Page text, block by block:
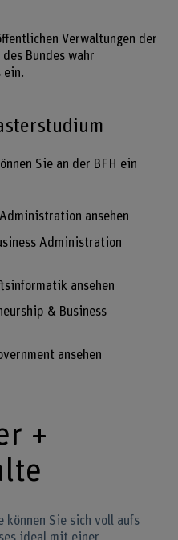
Verwaltungen der
Bundes wahr
ein.
Sie an der BFH ein
ansehen
Administration
ansehen
& Business
ansehen
+
können Sie sich voll aufs